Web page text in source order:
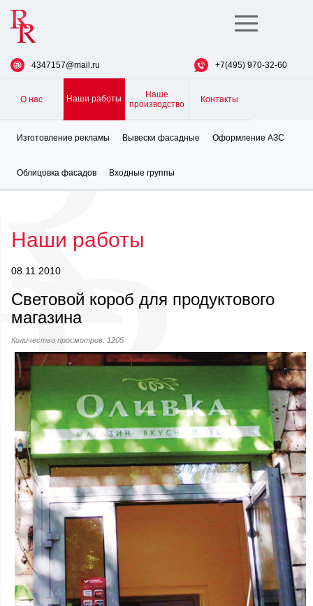
Toggle
navigation
4347157@mail.ru +7(495) 970-32-60
О нас Наши работы
Наше
производство
Контакты
Изготовление рекламы Вывески фасадные Оформление АЗС
Облицовка фасадов Входные группы
Наши работы
08.11.2010
Световой короб для продуктового
магазина
Количество просмотров: 1205